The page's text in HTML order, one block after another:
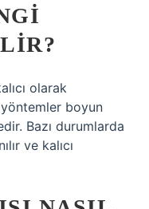
olarak
boyun
Bazı durumlarda
ve kalıcı